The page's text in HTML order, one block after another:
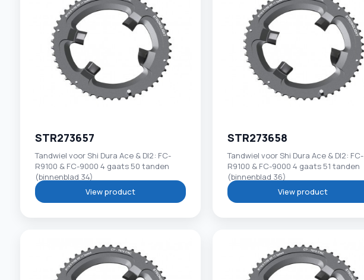
STR273657
Tandwiel voor Shi Dura Ace & DI2: FC-
R9100 & FC-9000 4 gaats 50 tanden
(binnenblad 34)
View product
STR273658
Tandwiel voor Shi Dura Ace & DI2: FC-
R9100 & FC-9000 4 gaats 51 tanden
(binnenblad 36)
View product